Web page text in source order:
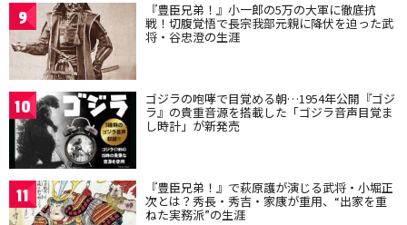
9 『豊臣兄弟！』小一郎の5万の大軍に徹底抗
戦！切腹覚悟で長宗我部元親に降伏を迫った武
将・谷忠澄の生涯
10 ゴジラの咆哮で目覚める朝…1954年公開『ゴジ
ラ』の貴重音源を搭載した「ゴジラ音声目覚ま
し時計」が新発売
11 『豊臣兄弟！』で萩原護が演じる武将・小堀正
次とは？秀長・秀吉・家康が重用、“出家を重
ねた実務派”の生涯